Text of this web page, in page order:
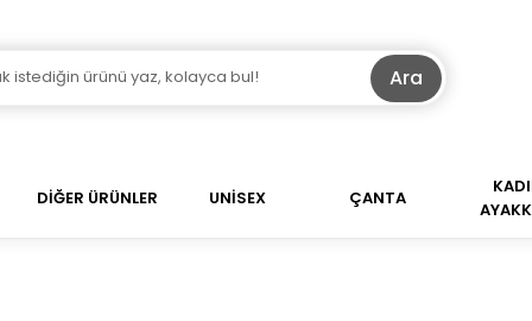
Ara
DİĞER ÜRÜNLER UNİSEX ÇANTA